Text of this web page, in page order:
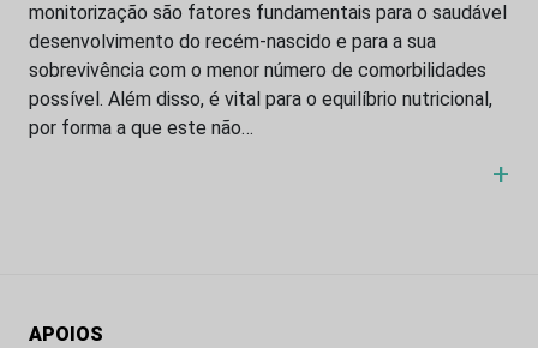
monitorização são fatores fundamentais para o saudável
desenvolvimento do recém-nascido e para a sua
sobrevivência com o menor número de comorbilidades
possível. Além disso, é vital para o equilíbrio nutricional,
por forma a que este não…
+
APOIOS